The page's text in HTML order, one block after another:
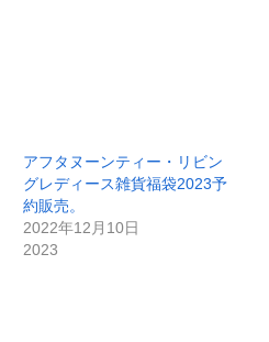
アフタヌーンティー・リビン
グレディース雑貨福袋2023予
約販売。
2022年12月10日
2023